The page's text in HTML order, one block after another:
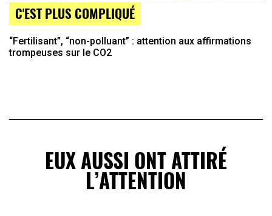
C'EST PLUS COMPLIQUÉ
“Fertilisant”, “non-polluant” : attention aux affirmations
trompeuses sur le CO2
EUX AUSSI ONT ATTIRÉ
L’ATTENTION